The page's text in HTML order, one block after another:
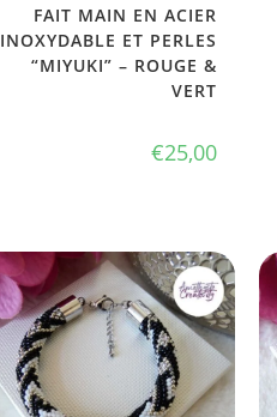
FAIT MAIN EN ACIER
INOXYDABLE ET PERLES
“MIYUKI” – ROUGE &
VERT
€25,00